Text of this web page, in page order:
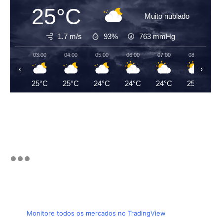
25°C Muito nublado
1.7 m/s 93% 763mmHg
03:00
25°C
04:00
25°C
05:00
24°C
06:00
24°C
07:00
24°C
08:00
25°C
‹ ›
Monitore todos os mercados no TradingView